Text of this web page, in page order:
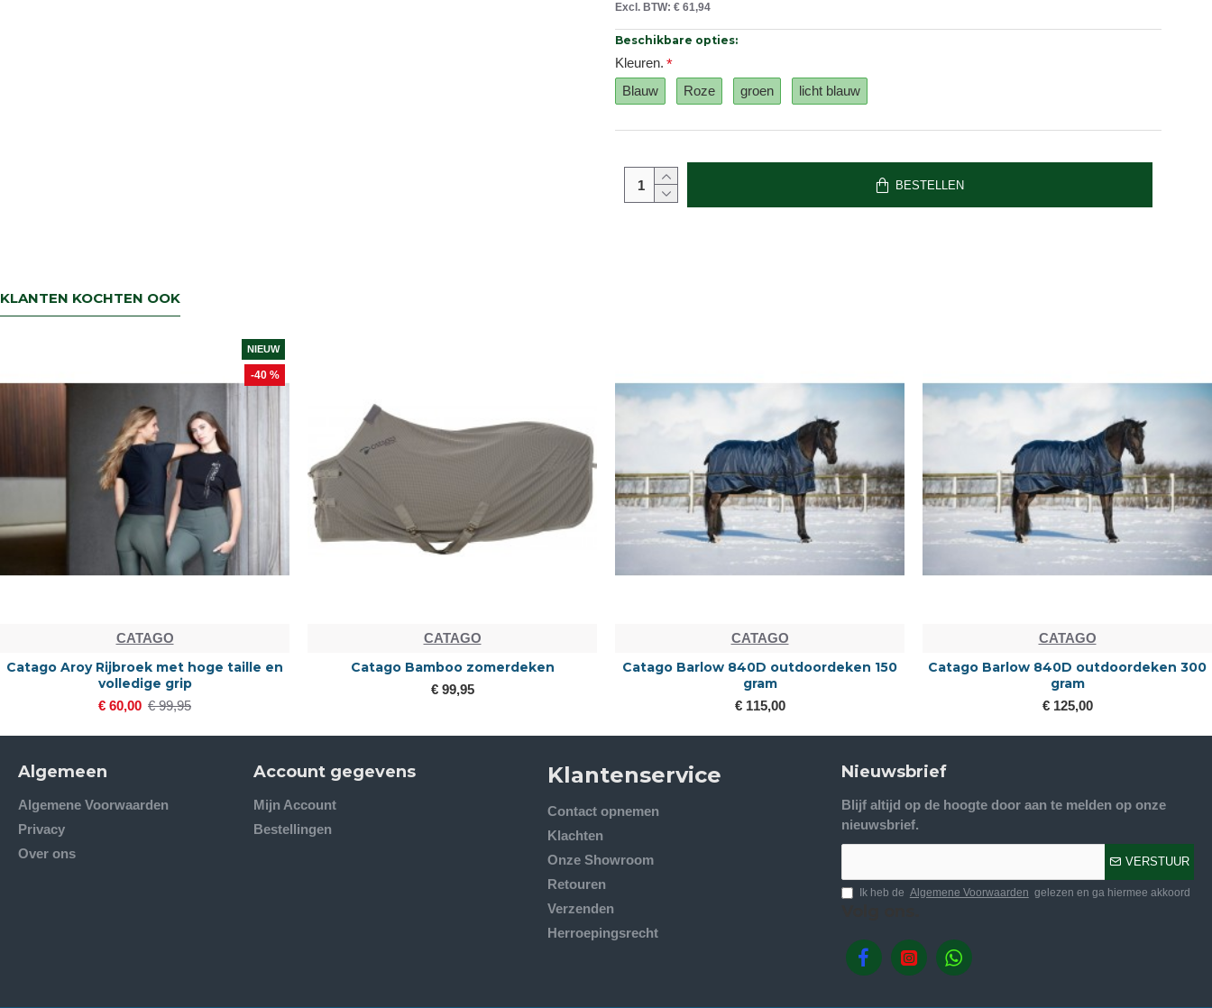
Excl. BTW: € 61,94
Beschikbare opties:
Kleuren.
Blauw
Roze groen licht blauw
BESTELLEN
KLANTEN KOCHTEN OOK
NIEUW
-40 %
CATAGO
Catago Aroy Rijbroek met hoge taille en
volledige grip
€ 60,00 € 99,95
CATAGO
Catago Bamboo zomerdeken
€ 99,95
CATAGO
Catago Barlow 840D outdoordeken 150
gram
€ 115,00
CATAGO
Catago Barlow 840D outdoordeken 300
gram
€ 125,00
Algemeen
Algemene Voorwaarden
Privacy
Over ons
Account gegevens
Mijn Account
Bestellingen
Klantenservice
Contact opnemen
Klachten
Onze Showroom
Retouren
Verzenden
Herroepingsrecht
Nieuwsbrief
Blijf altijd op de hoogte door aan te melden op onze
nieuwsbrief.
VERSTUUR
Ik heb de Algemene Voorwaarden gelezen en ga hiermee akkoord